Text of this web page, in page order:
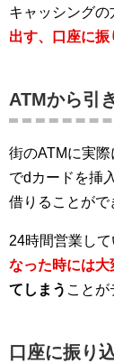
キャッシングの
出す、口座に振
ATMから引
街のATMに実
でdカードを挿
借りることがで
24時間営業して
なった時には大
てしまう ことが
口座に振り